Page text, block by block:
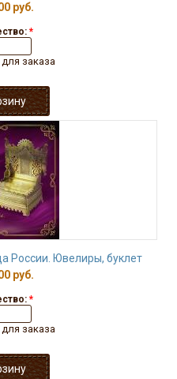
руб.
*
заказа
России. Ювелиры, буклет
руб.
*
заказа